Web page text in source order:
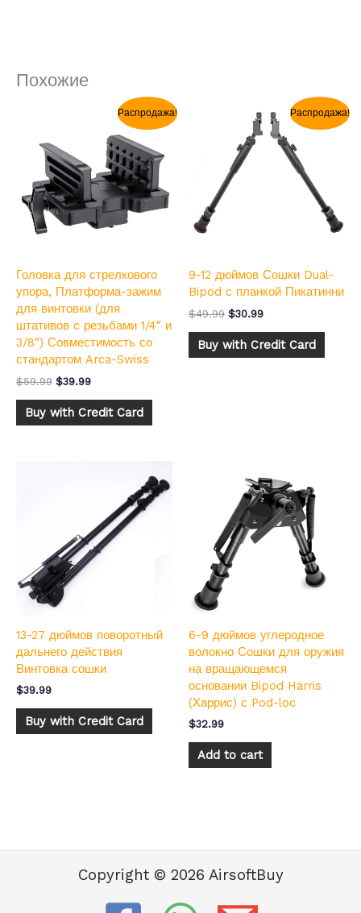
Похожие
Распродажа!
Головка для стрелкового
упора, Платформа-зажим
для винтовки (для
штативов c резьбами 1/4″ и
3/8″) Совместимость со
стандартом Arca-Swiss
$59.99
Первоначальная
составляла
$59.99.
$39.99
Текущая
$39.99.
Buy with Credit Card
Распродажа!
9-12 дюймов Сошки Dual-
Bipod с планкой Пикатинни
$49.99
Первоначальная
составляла
$49.99.
$30.99
Текущая
цена:
$30.99.
Buy with Credit Card
13-27 дюймов поворотный
дальнего действия
Винтовка сошки
$39.99
Buy with Credit Card
6-9 дюймов углеродное
волокно Сошки для оружия
на вращающемся
основании Bipod Harris
(Харрис) с Pod-loc
$32.99
Add to cart
Copyright © 2026 AirsoftBuy